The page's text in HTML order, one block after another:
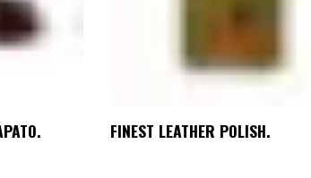
FINEST LEATHER POLISH.